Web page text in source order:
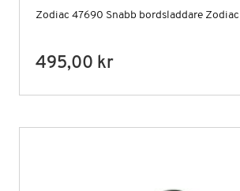
Zodiac 47690 Snabb bordsladdare
495,00 kr